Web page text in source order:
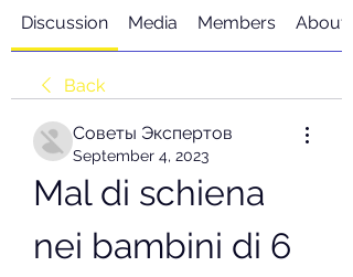
Discussion Media Members About
Back
Советы Экспертов
September 4, 2023
Mal di schiena
nei bambini di 6